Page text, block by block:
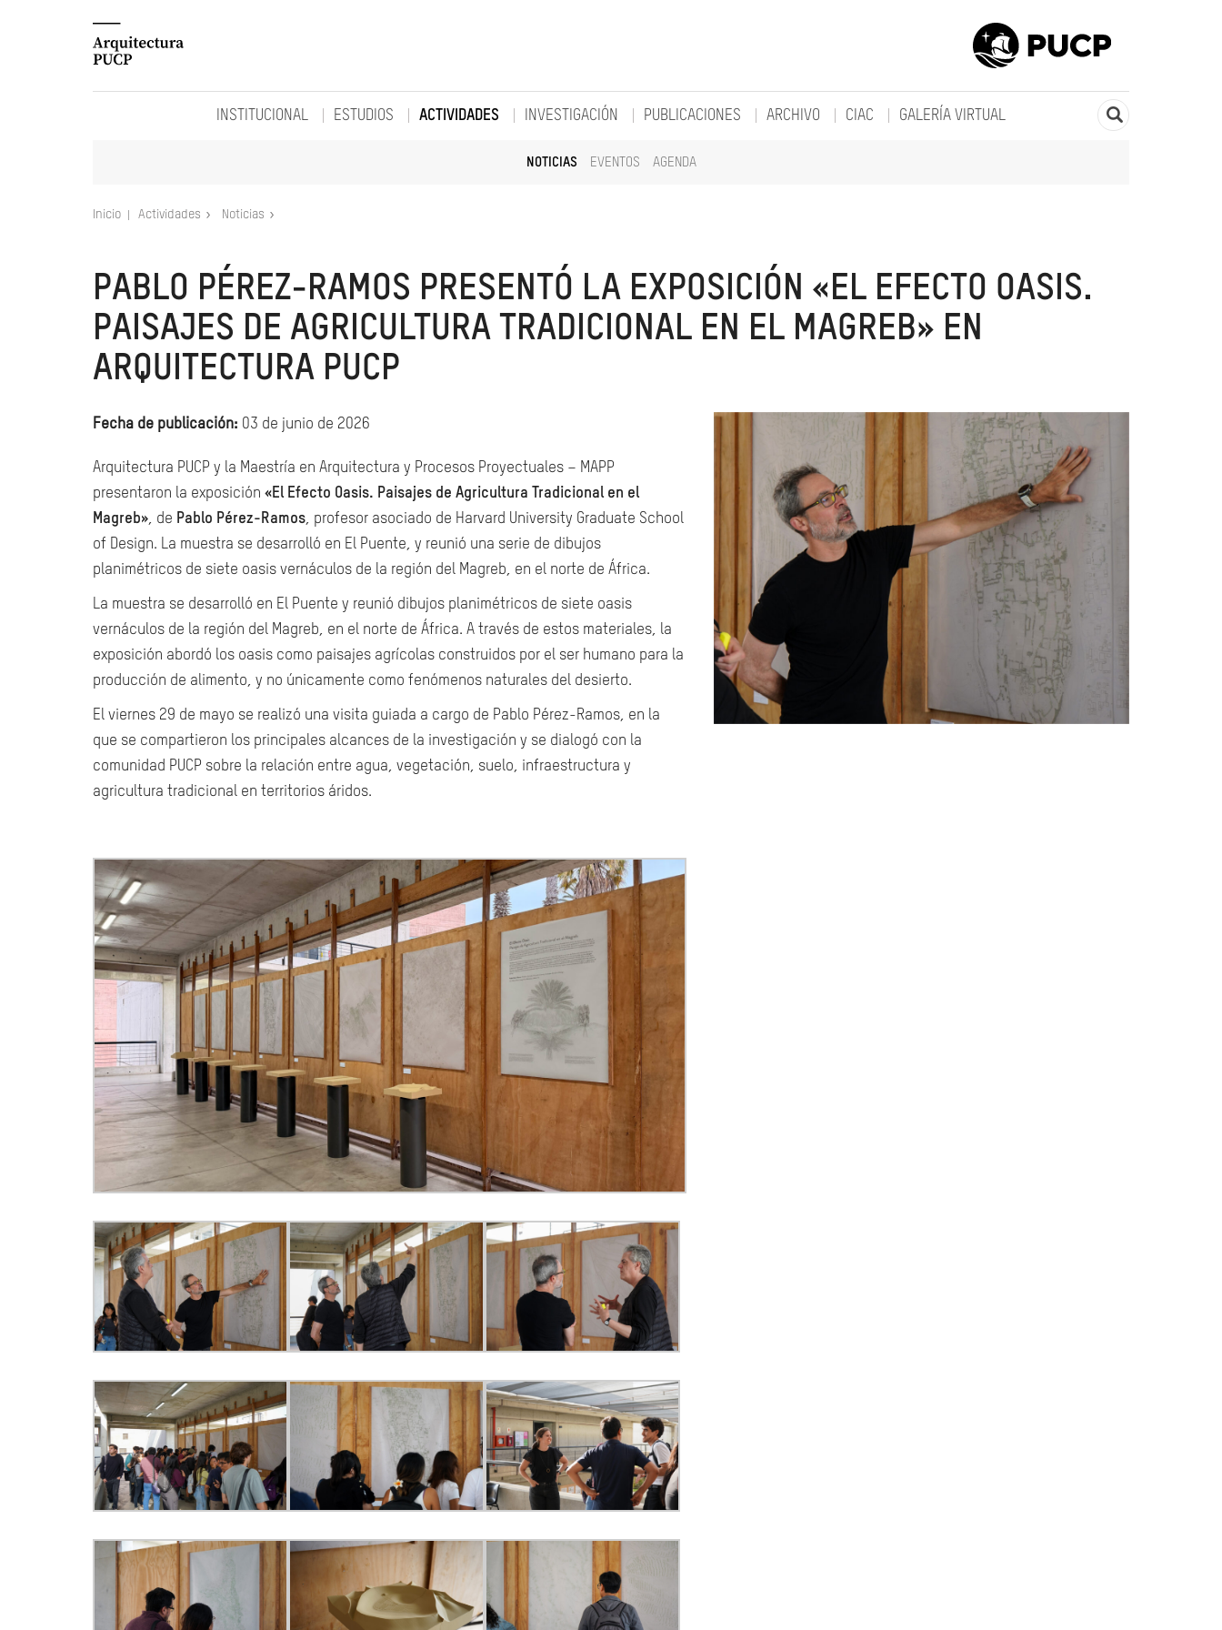
INSTITUCIONAL ESTUDIOS ACTIVIDADES
NOTICIAS EVENTOS AGENDA
INVESTIGACIÓN PUBLICACIONES ARCHIVO CIAC GALERÍA VIRTUAL
Inicio Actividades Noticias
PABLO PÉREZ-RAMOS PRESENTÓ LA EXPOSICIÓN «EL EFECTO OASIS.
PAISAJES DE AGRICULTURA TRADICIONAL EN EL MAGREB» EN
ARQUITECTURA PUCP
Fecha de publicación: 03 de junio de 2026
Arquitectura PUCP y la Maestría en Arquitectura y Procesos Proyectuales – MAPP
presentaron la exposición «El Efecto Oasis. Paisajes de Agricultura Tradicional en el
Magreb», de Pablo Pérez-Ramos, profesor asociado de Harvard University Graduate School
of Design. La muestra se desarrolló en El Puente, y reunió una serie de dibujos
planimétricos de siete oasis vernáculos de la región del Magreb, en el norte de África.
La muestra se desarrolló en El Puente y reunió dibujos planimétricos de siete oasis
vernáculos de la región del Magreb, en el norte de África. A través de estos materiales, la
exposición abordó los oasis como paisajes agrícolas construidos por el ser humano para la
producción de alimento, y no únicamente como fenómenos naturales del desierto.
El viernes 29 de mayo se realizó una visita guiada a cargo de Pablo Pérez-Ramos, en la
que se compartieron los principales alcances de la investigación y se dialogó con la
comunidad PUCP sobre la relación entre agua, vegetación, suelo, infraestructura y
agricultura tradicional en territorios áridos.